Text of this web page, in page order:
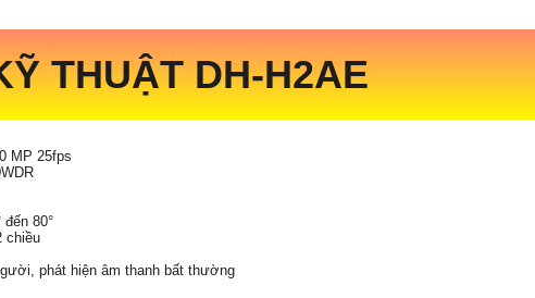
THUẬT DH-H2AE
MP 25fps
đến 80°
chiều
phát hiện âm thanh bất thường